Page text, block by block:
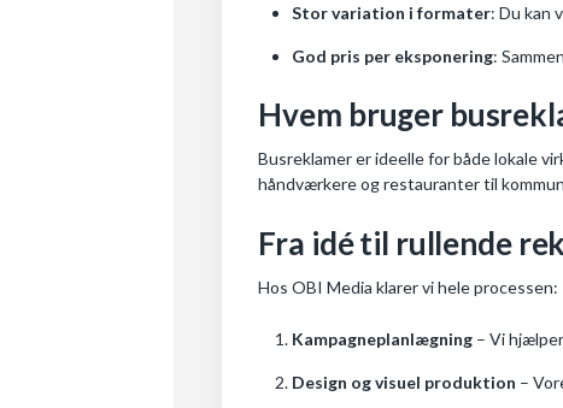
Stor variation i formater: Du kan
God pris per eksponering:
Hvem bruger
Busreklamer er ideelle for både lokale
håndværkere og restauranter til
Fra idé til rullende
Hos OBI Media klarer vi hele processen:
Kampagneplanlægning – Vi
Design og visuel produktion –